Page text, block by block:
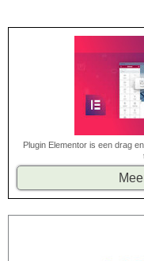
Plugin Elementor is een drag